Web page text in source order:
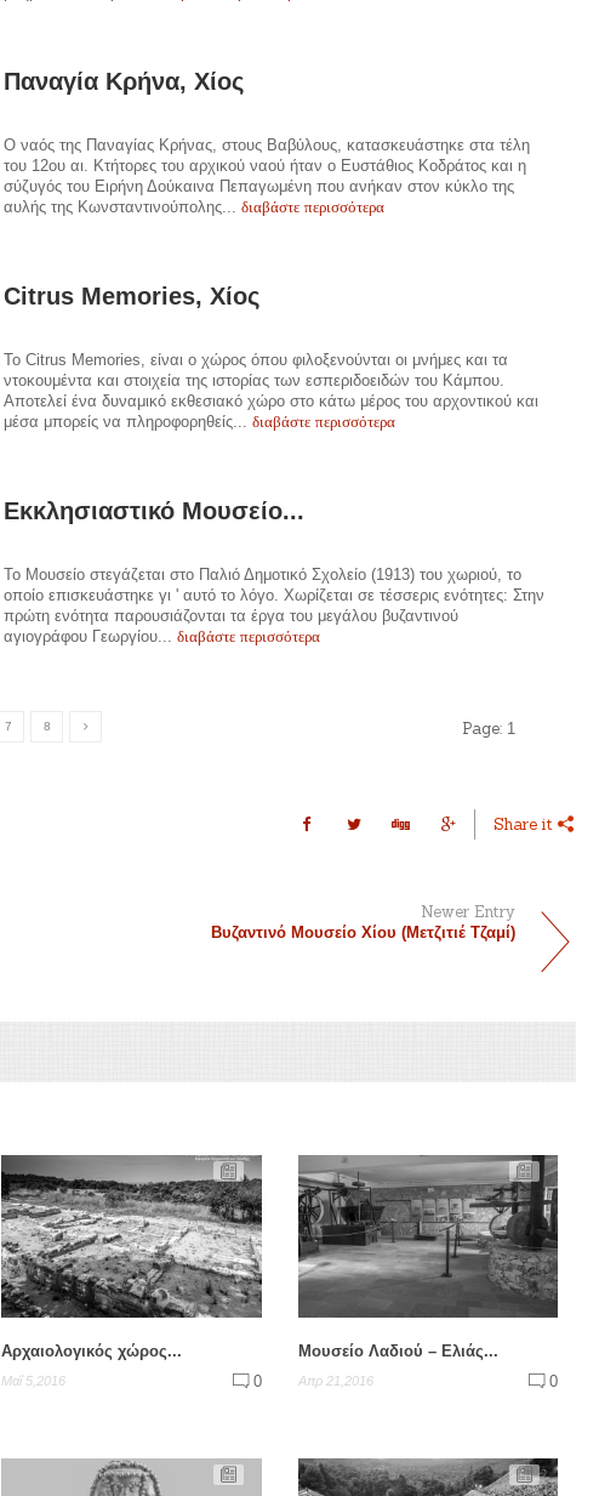
Παναγία Κρήνα, Χίος
Ο ναός της Παναγίας Κρήνας, στους Βαβύλους, κατασκευάστηκε στα τέλη
του 12ου αι. Κτήτορες του αρχικού ναού ήταν ο Ευστάθιος Κοδράτος και η
σύζυγός του Ειρήνη Δούκαινα Πεπαγωμένη που ανήκαν στον κύκλο της
αυλής της Κωνσταντινούπολης...διαβάστε περισσότερα
Citrus Memories, Χίος
Το Citrus Memories, είναι ο χώρος όπου φιλοξενούνται οι μνήμες και τα
ντοκουμέντα και στοιχεία της ιστορίας των εσπεριδοειδών του Κάμπου.
Αποτελεί ένα δυναμικό εκθεσιακό χώρο στο κάτω μέρος του αρχοντικού και
μέσα μπορείς να πληροφορηθείς...διαβάστε περισσότερα
Εκκλησιαστικό Μουσείο...
Το Μουσείο στεγάζεται στο Παλιό Δημοτικό Σχολείο (1913) του χωριού, το
οποίο επισκευάστηκε γι ' αυτό το λόγο. Χωρίζεται σε τέσσερις ενότητες: Στην
πρώτη ενότητα παρουσιάζονται τα έργα του μεγάλου βυζαντινού
αγιογράφου Γεωργίου...διαβάστε περισσότερα
7 8 Page: 1
Share it
Newer Entry
Βυζαντινό Μουσείο Χίου (Μετζιτιέ Τζαμί)
Aρχαιολογικός χώρος...
Μαΐ 5,2016 0
Μουσείο Λαδιού – Ελιάς...
Απρ 21,2016 0